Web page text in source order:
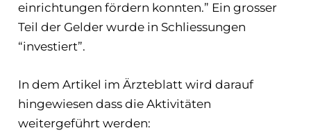
einrichtungen fördern konnten.” Ein grosser
Teil der Gelder wurde in Schliessungen
“investiert”.
In dem Artikel im Ärzteblatt wird darauf
hingewiesen dass die Aktivitäten
weitergeführt werden: